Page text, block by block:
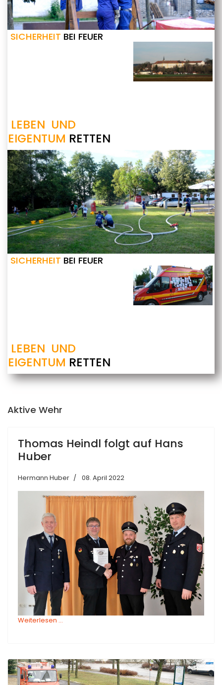
SICHERHEIT BEI FEUER
LEBEN UND
EIGENTUM RETTEN
SICHERHEIT BEI FEUER
LEBEN UND
EIGENTUM RETTEN
Aktive Wehr
Thomas Heindl folgt auf Hans
Huber
Hermann Huber 08. April 2022
Weiterlesen …